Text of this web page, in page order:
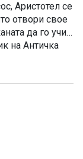
Аристотел се
отвори свое
да го учи
на Античка
развојот на